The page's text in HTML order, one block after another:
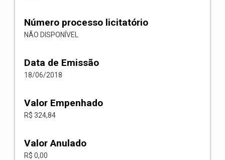
Número processo licitatório
NÃO DISPONÍVEL
Data de Emissão
18/06/2018
Valor Empenhado
R$ 324,84
Valor Anulado
R$ 0,00